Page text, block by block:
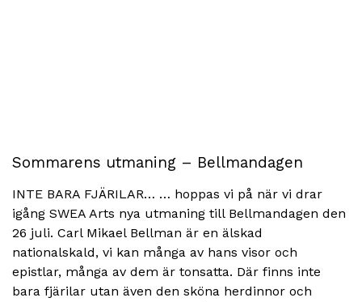
Sommarens utmaning – Bellmandagen
INTE BARA FJÄRILAR… … hoppas vi på när vi drar
igång SWEA Arts nya utmaning till Bellmandagen den
26 juli. Carl Mikael Bellman är en älskad
nationalskald, vi kan många av hans visor och
epistlar, många av dem är tonsatta. Där finns inte
bara fjärilar utan även den sköna herdinnor och